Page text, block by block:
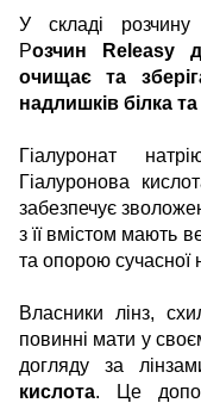
У складі розчину
Розчин Releasy
очищає та
надлишків білка
Гіалуронат
Гіалуронова
забезпечує
з її вмістом мають
та опорою сучасної
Власники лінз,
повинні мати у
догляду за
кислота. Це